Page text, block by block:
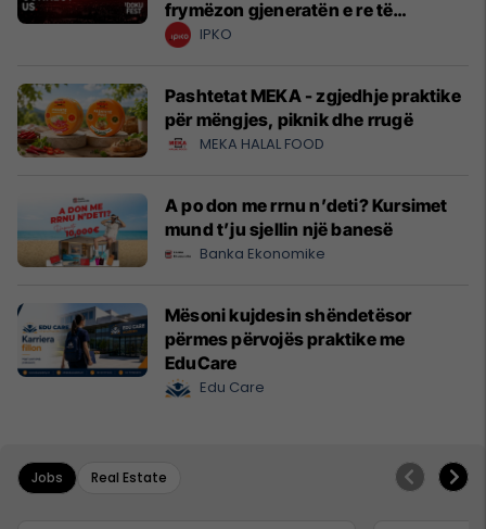
frymëzon gjeneratën e re të
krijuesve
IPKO
Pashtetat MEKA - zgjedhje praktike
për mëngjes, piknik dhe rrugë
MEKA HALAL FOOD
A po don me rrnu n’deti? Kursimet
mund t’ju sjellin një banesë
Banka Ekonomike
Mësoni kujdesin shëndetësor
përmes përvojës praktike me
EduCare
Edu Care
Jobs Real Estate